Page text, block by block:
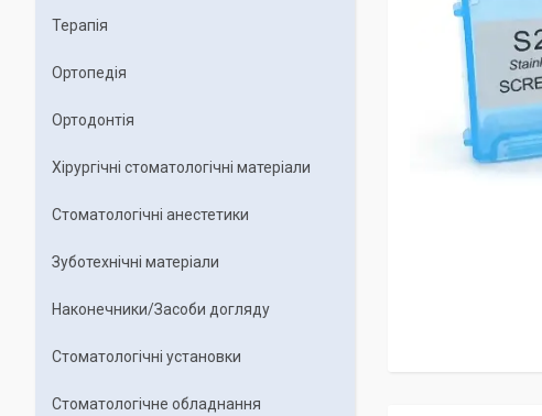
Терапія
Ортопедія
Ортодонтія
Хірургічні стоматологічні матеріали
Стоматологічні анестетики
Зуботехнічні матеріали
Наконечники/Засоби догляду
Стоматологічні установки
Стоматологічне обладнання